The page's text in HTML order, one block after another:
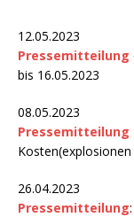
12.05.2023
Pressemitteilung
bis 16.05.2023
08.05.2023
Pressemitteilung
26.04.2023
Pressemitteilung